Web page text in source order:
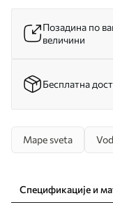
Позадина по
величини
Бесплатна
Mape sveta
Спецификације и